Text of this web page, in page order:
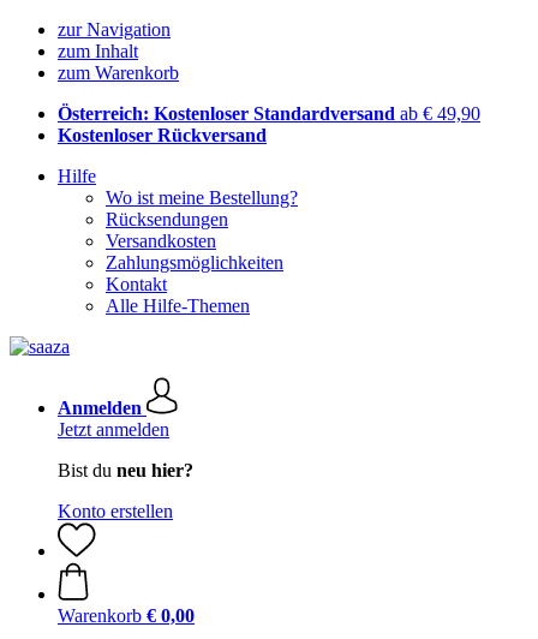
zur Navigation
zum Inhalt
zum Warenkorb
Österreich: Kostenloser Standardversand ab € 49,90
Kostenloser Rückversand
Hilfe
Wo ist meine Bestellung?
Rücksendungen
Versandkosten
Zahlungsmöglichkeiten
Kontakt
Alle Hilfe-Themen
Anmelden
Jetzt anmelden
Bist du neu hier?
Konto erstellen
Warenkorb € 0,00